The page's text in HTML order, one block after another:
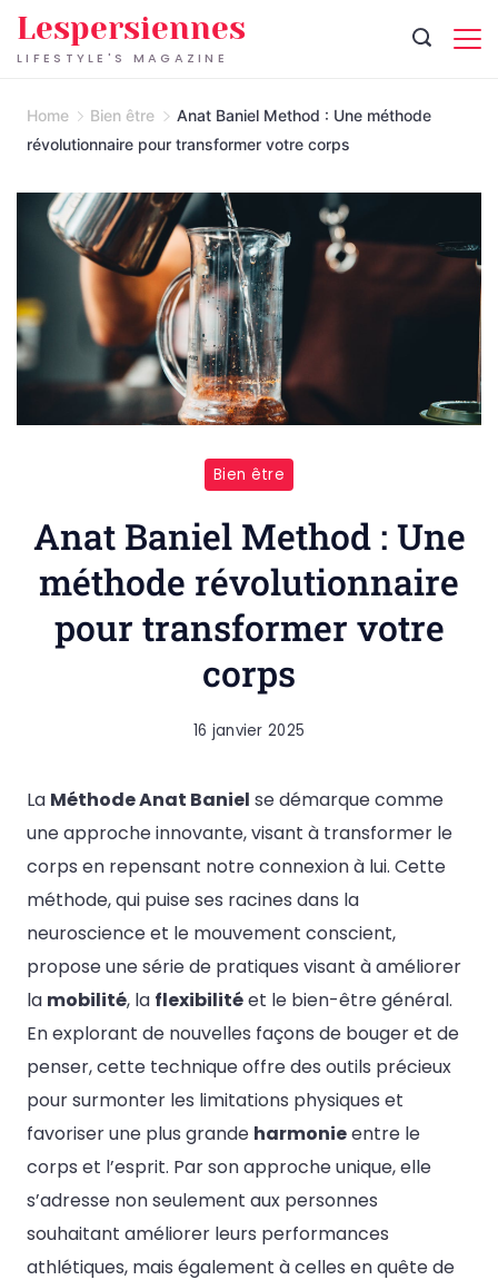
Skip
toLIFESTYLE'S MAGAZINE
Lespersiennes
Home Bien être
Anat Baniel Method : Une méthode
révolutionnaire pour transformer votre corps
Bien être
Anat Baniel Method : Une
méthode révolutionnaire
pour transformer votre
corps
16 janvier 2025
La Méthode Anat Baniel se démarque comme
une approche innovante, visant à transformer le
corps en repensant notre connexion à lui. Cette
méthode, qui puise ses racines dans la
neuroscience et le mouvement conscient,
propose une série de pratiques visant à améliorer
la mobilité, la flexibilitéet le bien-être général.
En explorant de nouvelles façons de bouger et de
penser, cette technique offre des outils précieux
pour surmonter les limitations physiques et
favoriser une plus grande harmonieentre le
corps et l’esprit. Par son approche unique, elle
s’adresse non seulement aux personnes
souhaitant améliorer leurs performances
athlétiques, mais également à celles en quête de